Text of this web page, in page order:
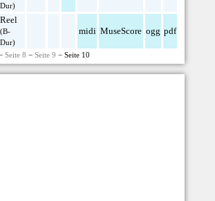
Dur)
Reel
(B-
Dur)
midi MuseScore ogg pdf
Seite 8 −Seite 9 − Seite 10